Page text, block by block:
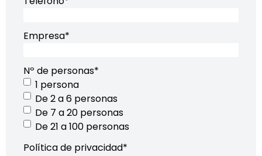
Empresa*
Nº de personas*
1 persona
De 2 a 6 personas
De 7 a 20 personas
De 21 a 100 personas
Política de privacidad*